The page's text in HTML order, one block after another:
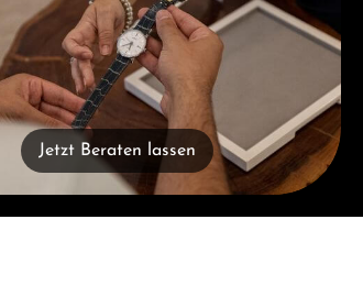
Jetzt Beraten lassen